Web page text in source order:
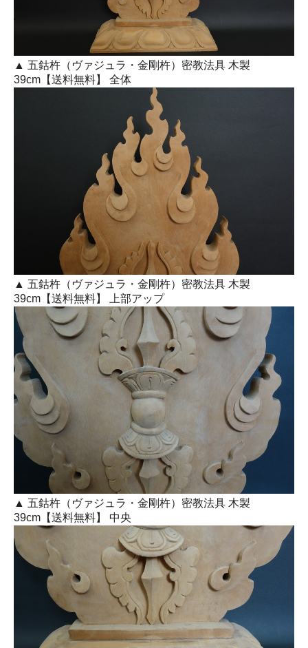
▲ 五鈷杵（ヴァジュラ・金剛杵）密教法具 木製
39cm【送料無料】 全体
▲ 五鈷杵（ヴァジュラ・金剛杵）密教法具 木製
39cm【送料無料】 上部アップ
▲ 五鈷杵（ヴァジュラ・金剛杵）密教法具 木製
39cm【送料無料】 中央